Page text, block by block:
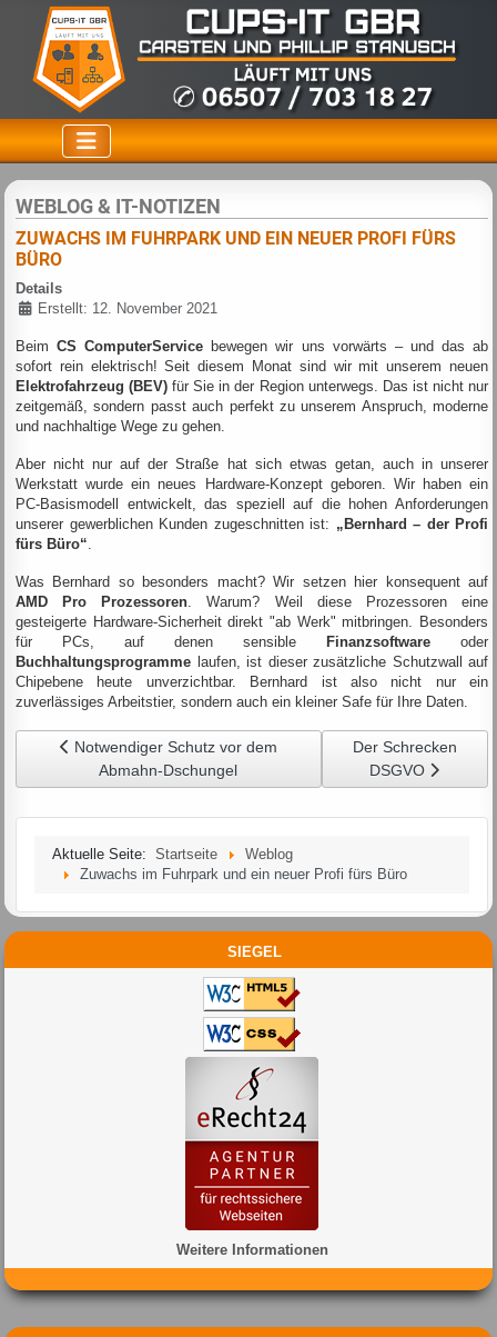
SIEGEL
Weitere Informationen
WEBLOG & IT-NOTIZEN
ZUWACHS IM FUHRPARK UND EIN NEUER PROFI FÜRS
BÜRO
Details
Erstellt: 12. November 2021
BeimCS ComputerService bewegen wir uns vorwärts – und das ab
sofort rein elektrisch! Seit diesem Monat sind wir mit unserem neuen
Elektrofahrzeug (BEV) für Sie in der Region unterwegs. Das ist nicht nur
zeitgemäß, sondern passt auch perfekt zu unserem Anspruch, moderne
und nachhaltige Wege zu gehen.
Aber nicht nur auf der Straße hat sich etwas getan, auch in unserer
Werkstatt wurde ein neues Hardware-Konzept geboren. Wir haben ein
PC-Basismodell entwickelt, das speziell auf die hohen Anforderungen
unserer gewerblichen Kunden zugeschnitten ist: „Bernhard – der Profi
fürs Büro“.
Was Bernhard so besonders macht? Wir setzen hier konsequent auf
AMD Pro Prozessoren. Warum? Weil diese Prozessoren eine
gesteigerte Hardware-Sicherheit direkt "ab Werk" mitbringen. Besonders
für PCs, auf denen sensible
Finanzsoftware oder
Buchhaltungsprogramme laufen, ist dieser zusätzliche Schutzwall auf
Chipebene heute unverzichtbar. Bernhard ist also nicht nur ein
zuverlässiges Arbeitstier, sondern auch ein kleiner Safe für Ihre Daten.
Vorheriger Beitrag: Notwendiger Schutz vor dem Abmahn-
Notwendiger Schutz vor dem
Abmahn-Dschungel
Nächster Beitrag:
Der Schrecken
DSGVO
Aktuelle Seite: Startseite
Weblog
Zuwachs im Fuhrpark und ein neuer Profi fürs Büro